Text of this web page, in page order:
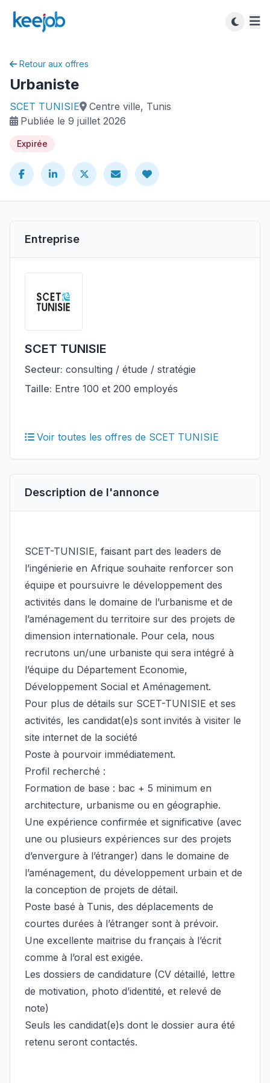
Retour aux offres
Urbaniste
SCET TUNISIE
Centre ville, Tunis
Publiée le 9 juillet 2026
Expirée
Entreprise
SCET TUNISIE
Secteur: consulting / étude / stratégie
Taille: Entre 100 et 200 employés
Voir toutes les offres de SCET TUNISIE
Description de l'annonce
SCET-TUNISIE, faisant part des leaders de
l’ingénierie en Afrique souhaite renforcer son
équipe et poursuivre le développement des
activités dans le domaine de l’urbanisme et de
l’aménagement du territoire sur des projets de
dimension internationale. Pour cela, nous
recrutons un/une urbaniste qui sera intégré à
l’équipe du Département Economie,
Développement Social et Aménagement.
Pour plus de détails sur SCET-TUNISIE et ses
activités, les candidat(e)s sont invités à visiter le
site internet de la société
Poste à pourvoir immédiatement.
Profil recherché :
Formation de base : bac + 5 minimum en
architecture, urbanisme ou en géographie.
Une expérience confirmée et significative (avec
une ou plusieurs expériences sur des projets
d’envergure à l’étranger) dans le domaine de
l’aménagement, du développement urbain et de
la conception de projets de détail.
Poste basé à Tunis, des déplacements de
courtes durées à l’étranger sont à prévoir.
Une excellente maitrise du français à l’écrit
comme à l’oral est exigée.
Les dossiers de candidature (CV détaillé, lettre
de motivation, photo d’identité, et relevé de
note)
Seuls les candidat(e)s dont le dossier aura été
retenu seront contactés.